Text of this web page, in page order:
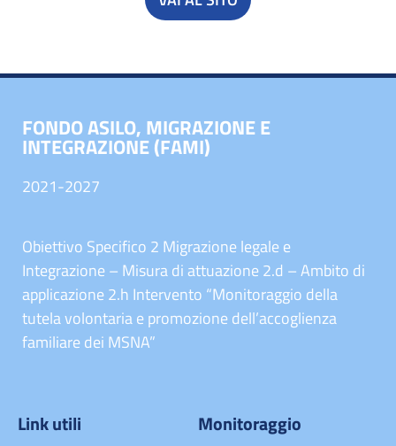
FONDO ASILO, MIGRAZIONE E
INTEGRAZIONE (FAMI)
2021-2027
Obiettivo Specifico 2 Migrazione legale e
Integrazione – Misura di attuazione 2.d – Ambito di
applicazione 2.h Intervento “Monitoraggio della
tutela volontaria e promozione dell’accoglienza
familiare dei MSNA”
Link utili Monitoraggio